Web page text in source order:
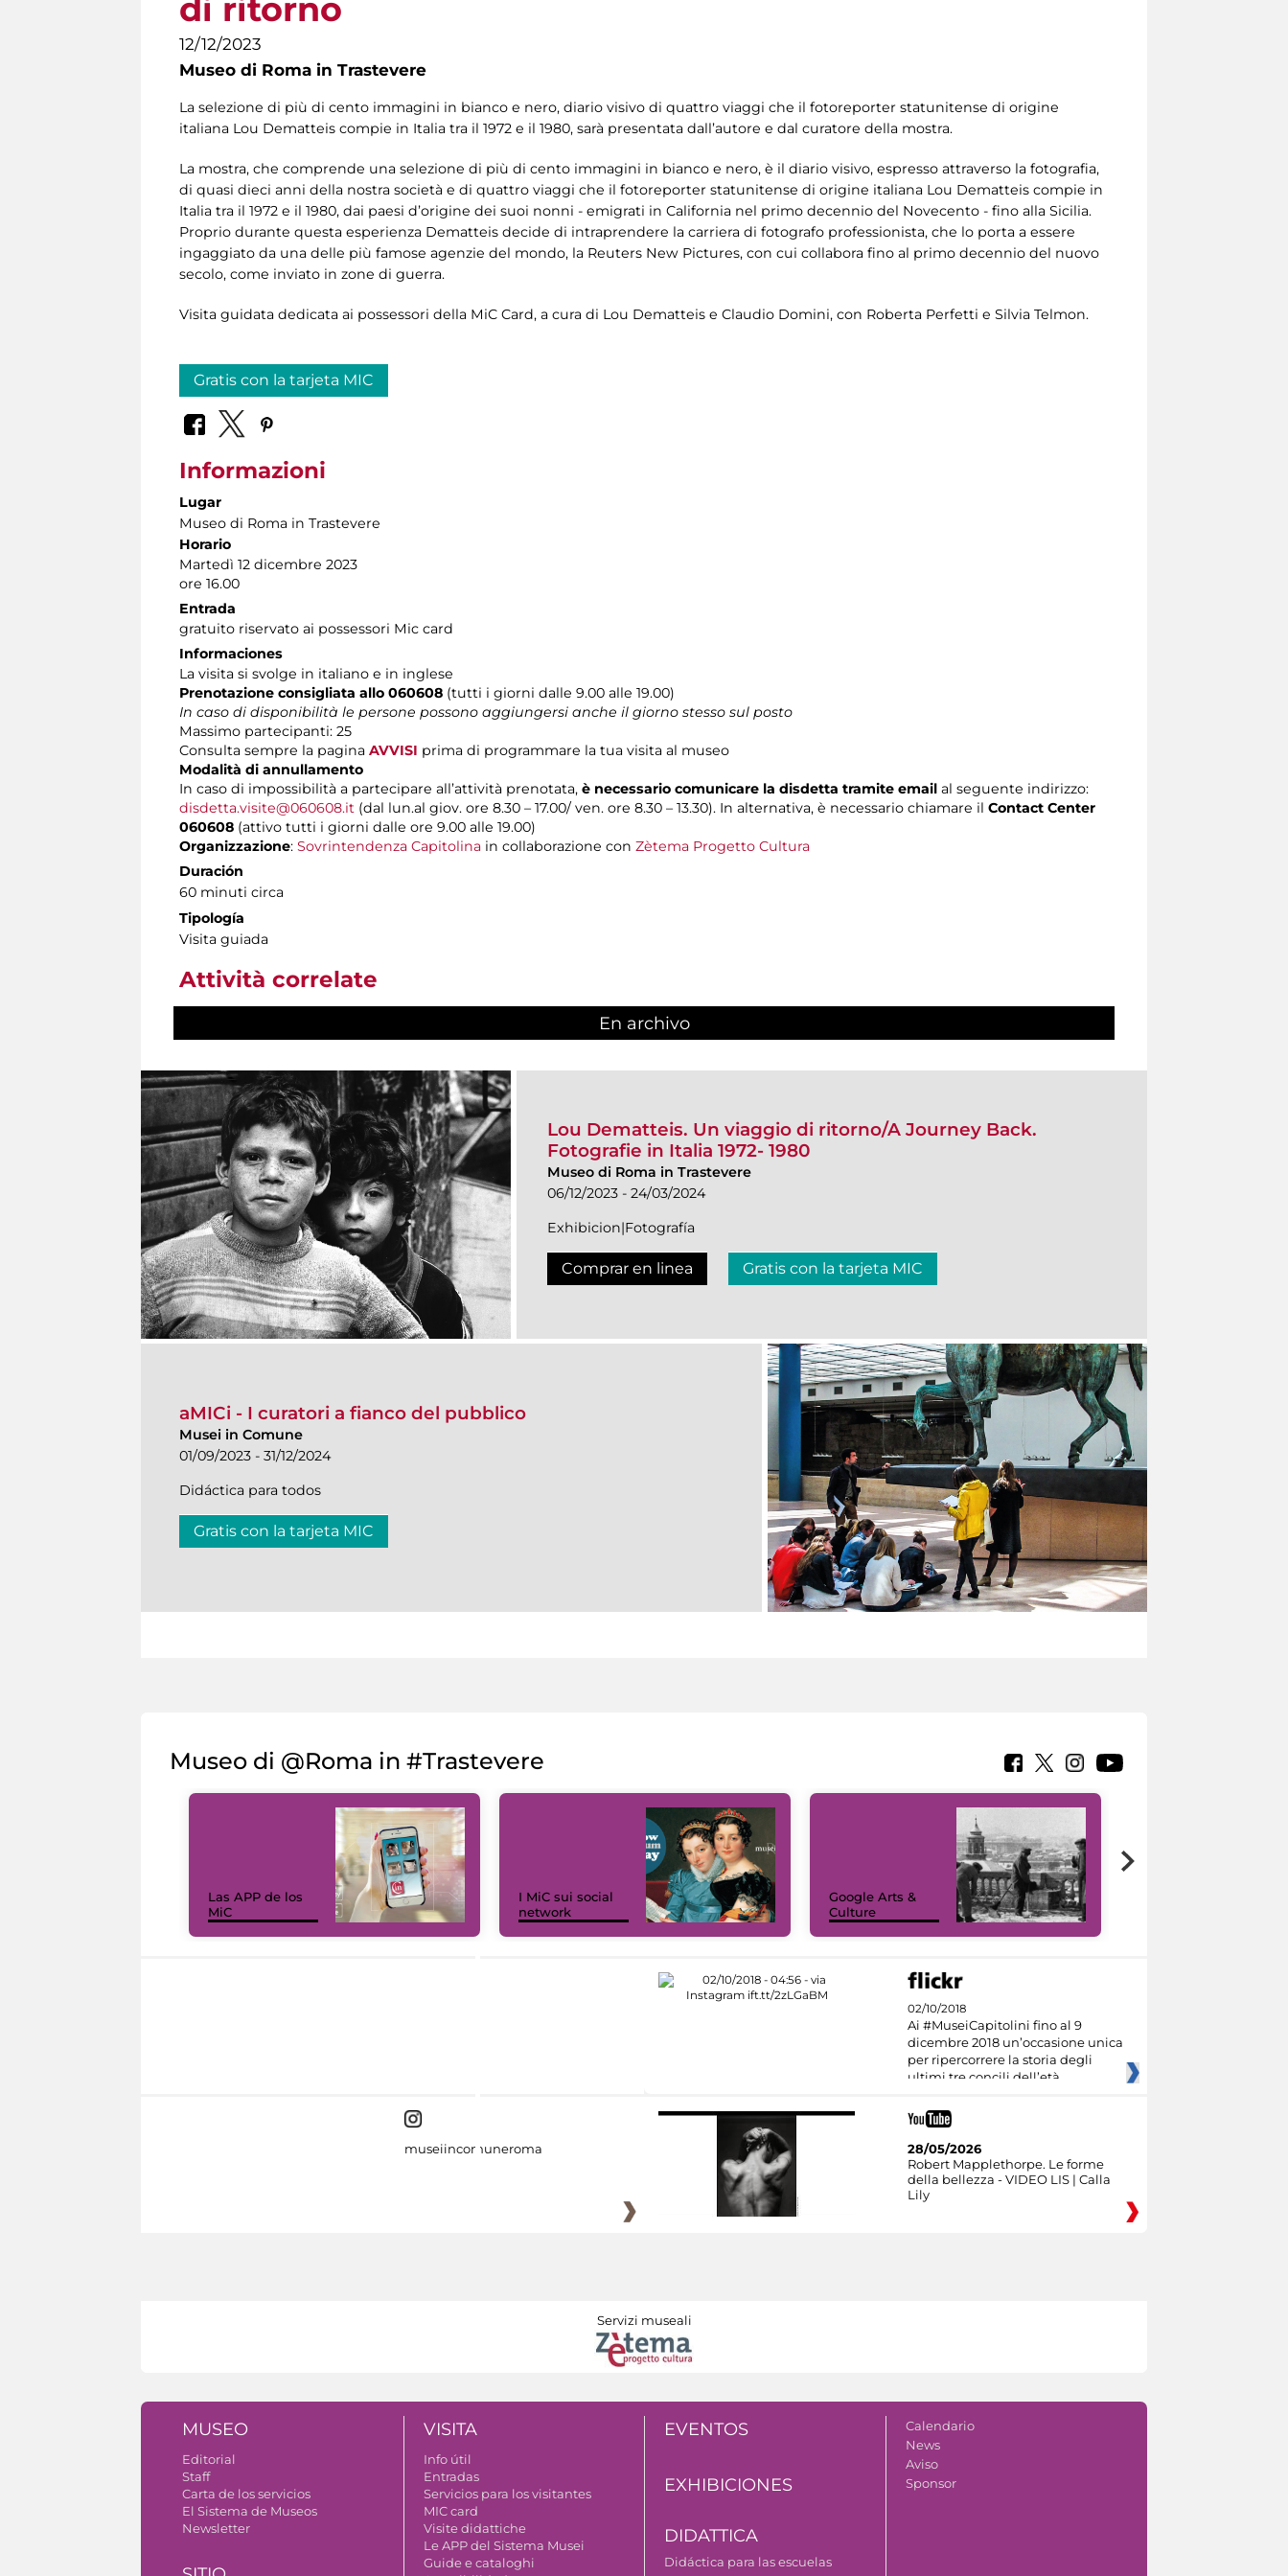
di ritorno
12/12/2023
Museo di Roma in Trastevere
La selezione di più di cento immagini in bianco e nero, diario visivo di quattro viaggi che il fotoreporter statunitense di origine
italiana Lou Dematteis compie in Italia tra il 1972 e il 1980, sarà presentata dall’autore e dal curatore della mostra.
La mostra, che comprende una selezione di più di cento immagini in bianco e nero, è il diario visivo, espresso attraverso la fotografia,
di quasi dieci anni della nostra società e di quattro viaggi che il fotoreporter statunitense di origine italiana Lou Dematteis compie in
Italia tra il 1972 e il 1980, dai paesi d’origine dei suoi nonni - emigrati in California nel primo decennio del Novecento - fino alla Sicilia.
Proprio durante questa esperienza Dematteis decide di intraprendere la carriera di fotografo professionista, che lo porta a essere
ingaggiato da una delle più famose agenzie del mondo, la Reuters New Pictures, con cui collabora fino al primo decennio del nuovo
secolo, come inviato in zone di guerra.
Visita guidata dedicata ai possessori della MiC Card, a cura di Lou Dematteis e Claudio Domini, con Roberta Perfetti e Silvia Telmon.
Gratis con la tarjeta MIC
Informazioni
Lugar
Museo di Roma in Trastevere
Horario
Martedì 12 dicembre 2023
ore 16.00
Entrada
gratuito riservato ai possessori Mic card
Informaciones
La visita si svolge in italiano e in inglese
Prenotazione consigliata allo 060608 (tutti i giorni dalle 9.00 alle 19.00)
In caso di disponibilità le persone possono aggiungersi anche il giorno stesso sul posto
Massimo partecipanti: 25
Consulta sempre la pagina AVVISI prima di programmare la tua visita al museo
Modalità di annullamento
In caso di impossibilità a partecipare all’attività prenotata, è necessario comunicare la disdetta tramite email al seguente indirizzo:
disdetta.visite@060608.it (dal lun.al giov. ore 8.30 – 17.00/ ven. ore 8.30 – 13.30). In alternativa, è necessario chiamare il Contact Center
060608 (attivo tutti i giorni dalle ore 9.00 alle 19.00)
Organizzazione: Sovrintendenza Capitolina in collaborazione con Zètema Progetto Cultura
Duración
60 minuti circa
Tipología
Visita guiada
Attività correlate
En archivo
Lou Dematteis. Un viaggio di ritorno/A Journey Back.
Fotografie in Italia 1972- 1980
Museo di Roma in Trastevere
06/12/2023 - 24/03/2024
Exhibicion|Fotografía
Comprar en linea Gratis con la tarjeta MIC
aMICi - I curatori a fianco del pubblico
Musei in Comune
01/09/2023 - 31/12/2024
Didáctica para todos
Gratis con la tarjeta MIC
Museo di @Roma in #Trastevere
Las APP de los
MiC
I MiC sui social
network
Google Arts &
Culture
02/10/2018
Ai #MuseiCapitolini fino al 9
dicembre 2018 un’occasione unica
per ripercorrere la storia degli
ultimi tre concili dell’età
museiincomuneroma
28/05/2026
Robert Mapplethorpe. Le forme
della bellezza - VIDEO LIS | Calla
Lily
Servizi museali
MUSEO
Editorial
Staff
Carta de los servicios
El Sistema de Museos
Newsletter
VISITA
Info útil
Entradas
Servicios para los visitantes
MIC card
Visite didattiche
Le APP del Sistema Musei
Guide e cataloghi
EVENTOS
EXHIBICIONES
DIDATTICA
Didáctica para las escuelas
Calendario
News
Aviso
Sponsor